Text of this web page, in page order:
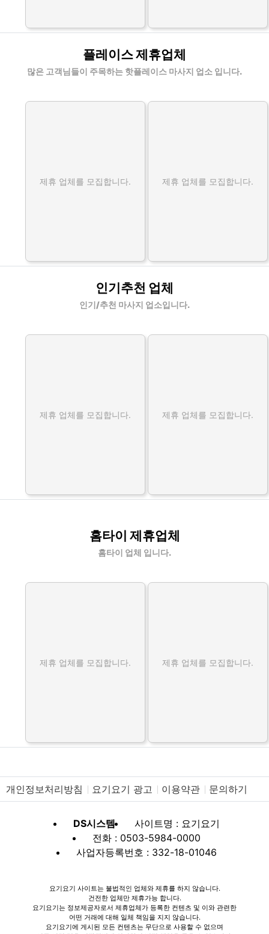
플레이스 제휴업체
많은 고객님들이 주목하는 핫플레이스 마사지 업소 입니다.
제휴 업체를 모집합니다. 제휴 업체를 모집합니다.
인기추천 업체
인기/추천 마사지 업소입니다.
제휴 업체를 모집합니다. 제휴 업체를 모집합니다.
홈타이 제휴업체
홈타이 업체 입니다.
제휴 업체를 모집합니다. 제휴 업체를 모집합니다.
개인정보처리방침 요기요기 광고 이용약관 문의하기
DS시스템
사이트명 : 요기요기
전화 : 0503-5984-0000
사업자등록번호 : 332-18-01046
요기요기 사이트는 불법적인 업체와 제휴를 하지 않습니다.
건전한 업체만 제휴가능 합니다.
요기요기는 정보제공자로서 제휴업체가 등록한 컨텐츠 및 이와 관련한
어떤 거래에 대해 일체 책임을 지지 않습니다.
요기요기에 게시된 모든 컨텐츠는 무단으로 사용할 수 없으며